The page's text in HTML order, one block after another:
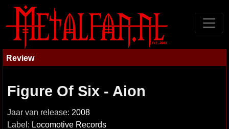
Review
Figure Of Six - Aion
Jaar van release: 2008
Label: Locomotive Records